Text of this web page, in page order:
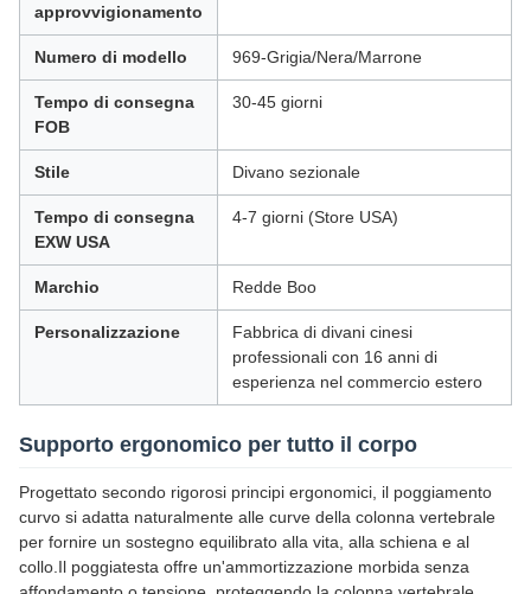
approvvigionamento
Numero di modello 969-Grigia/Nera/Marrone
Tempo di consegna
FOB
30-45 giorni
Stile Divano sezionale
Tempo di consegna
EXW USA
4-7 giorni (Store USA)
Marchio Redde Boo
Personalizzazione
Fabbrica di divani cinesi
professionali con 16 anni di
esperienza nel commercio estero
Supporto ergonomico per tutto il corpo
Progettato secondo rigorosi principi ergonomici, il poggiamento
curvo si adatta naturalmente alle curve della colonna vertebrale
per fornire un sostegno equilibrato alla vita, alla schiena e al
collo.Il poggiatesta offre un'ammortizzazione morbida senza